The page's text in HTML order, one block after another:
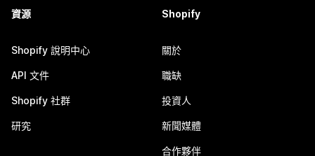
資源
Shopify 說明中心
API 文件
Shopify 社群
研究
Shopify
關於
職缺
投資人
新聞媒體
合作夥伴